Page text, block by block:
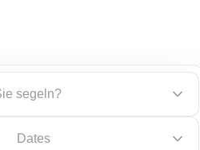
Anfrage starten
Dates